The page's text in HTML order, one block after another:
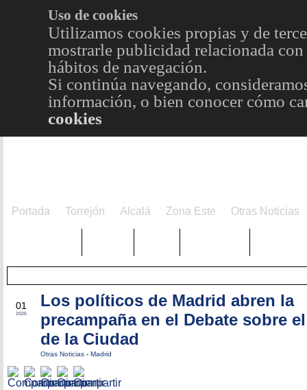
Uso de cookies
Utilizamos cookies propias y de
mostrarle publicidad relacionada
hábitos de navegación.
Si continúa navegando,
información, o bien conocer cómo
cookies
Portada Torrejón Alcalá Zona Este Otras Noticias
01
2026
Los políticos de Madrid abren la
precampaña en el Debate sobre
de la Ciudad
Otras Noticias - Madrid